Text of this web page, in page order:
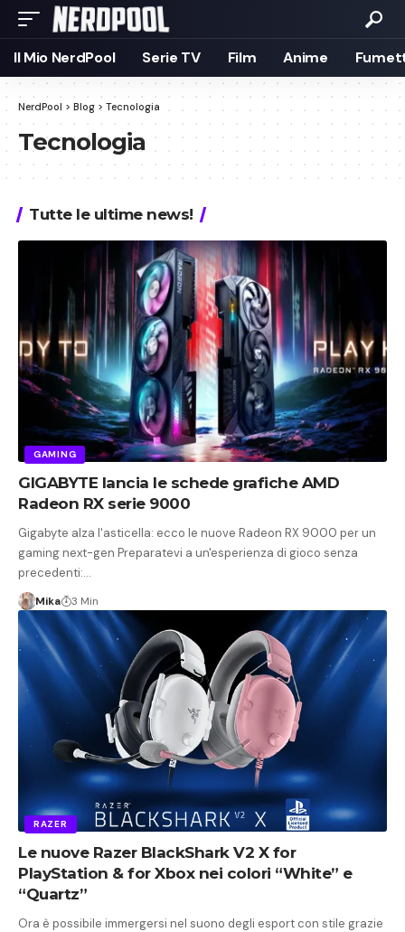
Il Mio NerdPool Serie TV Film Anime
NerdPool > Blog > Tecnologia
Tecnologia
Tutte le ultime news!
GAMING
GIGABYTE lancia le schede grafiche AMD
Radeon RX serie 9000
Gigabyte alza l'asticella: ecco le nuove Radeon RX 9000 per un
gaming next-gen Preparatevi a un'esperienza di gioco senza
precedenti:…
Mika 3 Min
RAZER
Le nuove Razer BlackShark V2 X for
PlayStation & for Xbox nei colori “White” e
“Quartz”
Ora è possibile immergersi nel suono degli esport con stile grazie